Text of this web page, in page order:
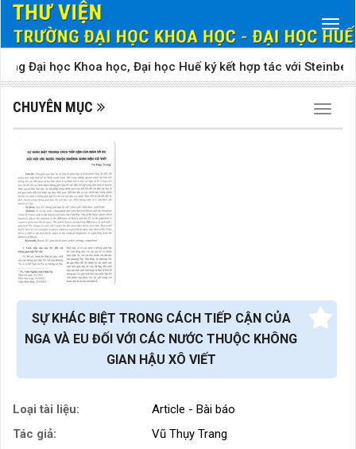
Đại học Khoa học, Đại học Huế ký kết hợp tác với Steinbeis
CHUYÊN MỤC
SỰ KHÁC BIỆT TRONG CÁCH TIẾP CẬN CỦA
NGA VÀ EU ĐỐI VỚI CÁC NƯỚC THUỘC KHÔNG
GIAN HẬU XÔ VIẾT
Loại tài liệu:
Article - Bài báo
Tác giả:
Vũ Thụy Trang